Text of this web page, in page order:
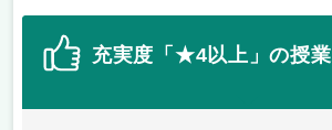
充実度「★4以上」の授業